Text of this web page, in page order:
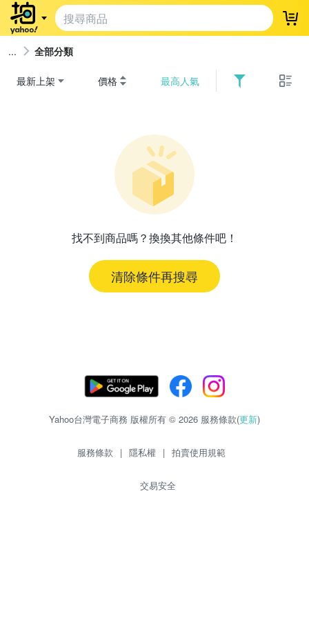
登
全部分類
最新上架 價格 最高人氣
找不到商品嗎？換換其他條件吧！
清除條件再搜尋
Yahoo台灣電子商務 版權所有 © 2026 服務條款(更新)
服務條款 | 隱私權 | 拍賣使用規範
交易安全